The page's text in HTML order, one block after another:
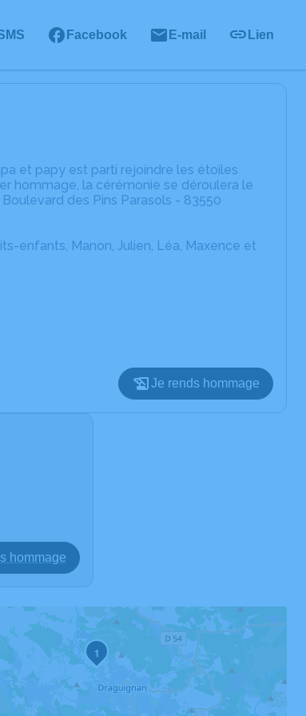
Facebook E-mail Lien
et papy est parti rejoindre les étoiles
hommage, la cérémonie se déroulera le
des Pins Parasols - 83550
enfants, Manon, Julien, Léa, Maxence et
Je rends hommage
hommage
1